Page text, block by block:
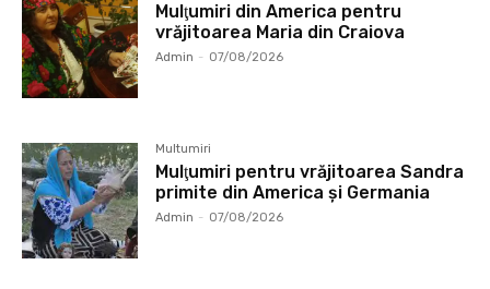
Mulţumiri din America pentru
vrăjitoarea Maria din Craiova
Admin - 07/08/2026
Multumiri
Mulţumiri pentru vrăjitoarea Sandra
primite din America și Germania
Admin - 07/08/2026